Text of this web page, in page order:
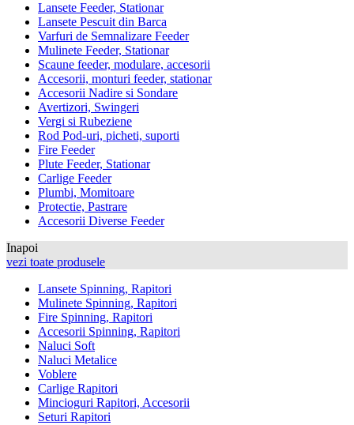
Lansete Feeder, Stationar
Lansete Pescuit din Barca
Varfuri de Semnalizare Feeder
Mulinete Feeder, Stationar
Scaune feeder, modulare, accesorii
Accesorii, monturi feeder, stationar
Accesorii Nadire si Sondare
Avertizori, Swingeri
Vergi si Rubeziene
Rod Pod-uri, picheti, suporti
Fire Feeder
Plute Feeder, Stationar
Carlige Feeder
Plumbi, Momitoare
Protectie, Pastrare
Accesorii Diverse Feeder
Inapoi
vezi toate produsele
Lansete Spinning, Rapitori
Mulinete Spinning, Rapitori
Fire Spinning, Rapitori
Accesorii Spinning, Rapitori
Naluci Soft
Naluci Metalice
Voblere
Carlige Rapitori
Mincioguri Rapitori, Accesorii
Seturi Rapitori